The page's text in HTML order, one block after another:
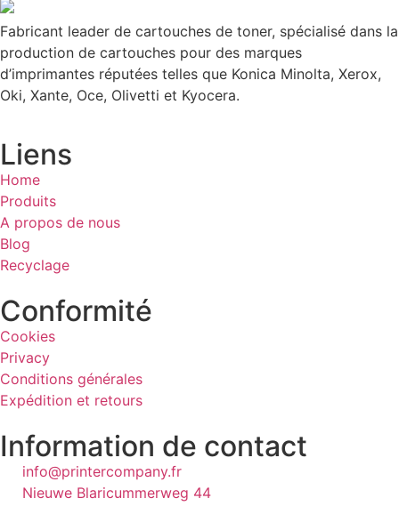
Fabricant leader de cartouches de toner, spécialisé dans la
production de cartouches pour des marques
d’imprimantes réputées telles que Konica Minolta, Xerox,
Oki, Xante, Oce, Olivetti et Kyocera.
Liens
Home
Produits
A propos de nous
Blog
Recyclage
Conformité
Cookies
Privacy
Conditions générales
Expédition et retours
Information de contact
info@printercompany.fr
Nieuwe Blaricummerweg 44